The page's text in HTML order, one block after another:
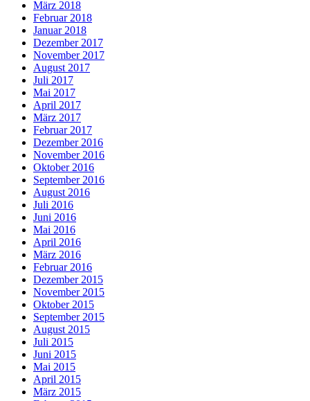
März 2018
Februar 2018
Januar 2018
Dezember 2017
November 2017
August 2017
Juli 2017
Mai 2017
April 2017
März 2017
Februar 2017
Dezember 2016
November 2016
Oktober 2016
September 2016
August 2016
Juli 2016
Juni 2016
Mai 2016
April 2016
März 2016
Februar 2016
Dezember 2015
November 2015
Oktober 2015
September 2015
August 2015
Juli 2015
Juni 2015
Mai 2015
April 2015
März 2015